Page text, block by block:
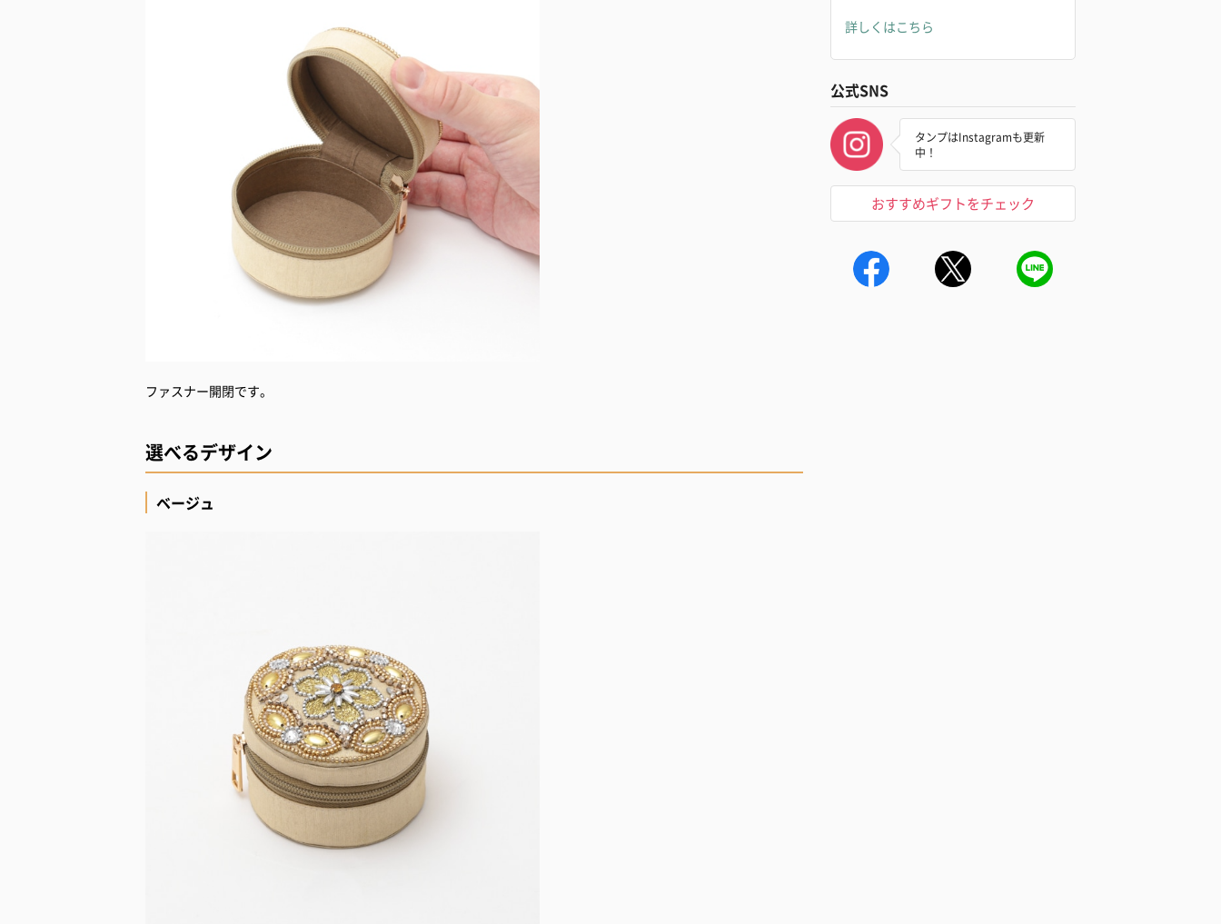
ファスナー開閉です。
選べるデザイン
ベージュ
詳しくはこちら
公式SNS
タンプはInstagramも更新
中！
おすすめギフトをチェック